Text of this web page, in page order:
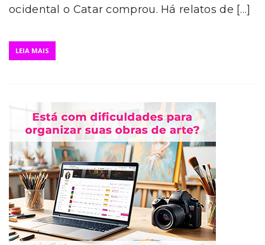
ocidental o Catar comprou. Há relatos de […]
LEIA MAIS